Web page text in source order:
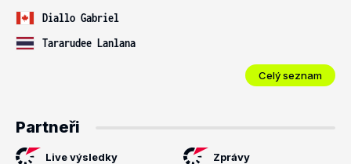
Diallo Gabriel
Tararudee Lanlana
Celý seznam
Partneři
Live výsledky Zprávy